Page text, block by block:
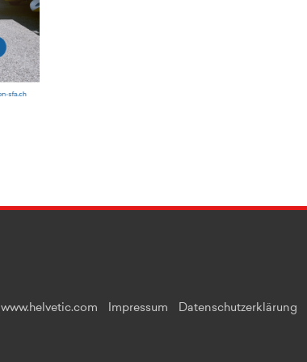
www.helvetic.com Impressum Datenschutzerklärung